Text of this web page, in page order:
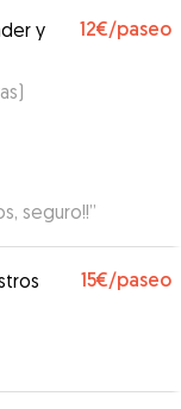
y
12€/paseo
)
seguro!!”
15€/paseo